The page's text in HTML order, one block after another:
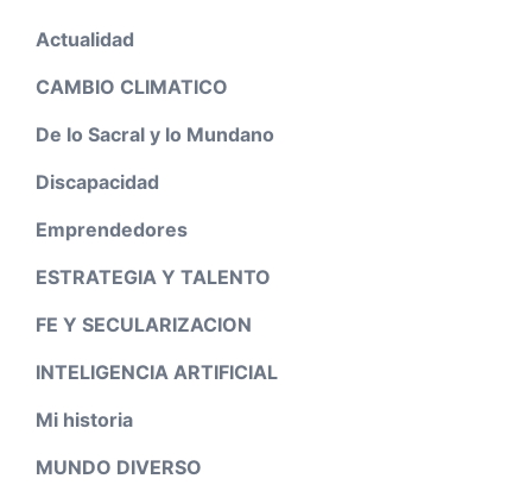
Actualidad
CAMBIO CLIMATICO
De lo Sacral y lo Mundano
Discapacidad
Emprendedores
ESTRATEGIA Y TALENTO
FE Y SECULARIZACION
INTELIGENCIA ARTIFICIAL
Mi historia
MUNDO DIVERSO